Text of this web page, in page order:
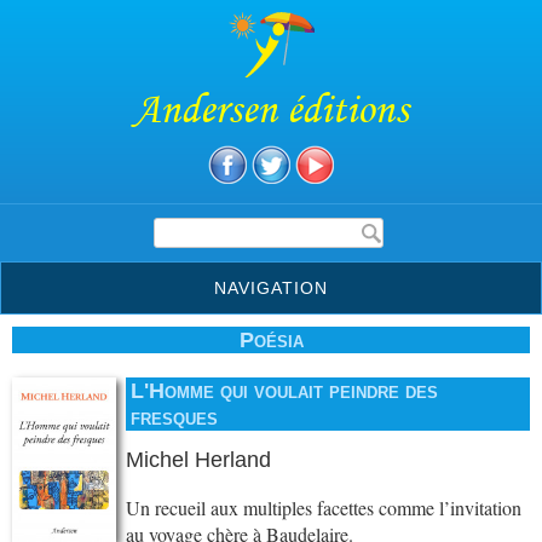
Andersen éditions
Formulaire de recherche
NAVIGATION
Poésia
L'Homme qui voulait peindre des
fresques
Michel Herland
Un recueil aux multiples facettes comme l’invitation
au voyage chère à Baudelaire.